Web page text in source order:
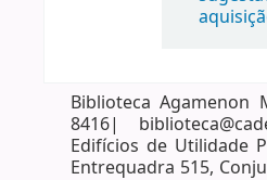
Biblioteca Agamenon
8416|
Edifícios de Utilidade
Entrequadra 515,